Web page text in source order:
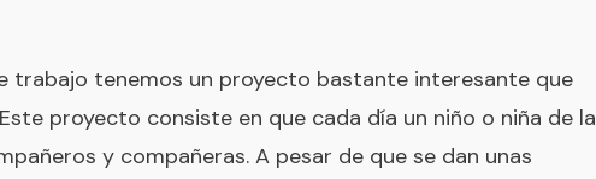
trabajo tenemos un proyecto bastante interesante que
proyecto consiste en que cada día un niño o niña de la
y compañeras. A pesar de que se dan unas